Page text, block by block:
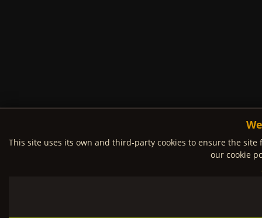
This site uses its own and third-party cookies to ensure the
our cookie